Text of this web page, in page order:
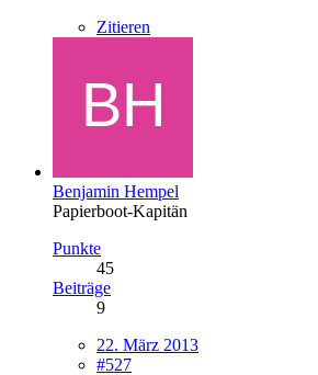
Zitieren
Benjamin Hempel
Papierboot-Kapitän
Punkte
45
Beiträge
9
22. März 2013
#527